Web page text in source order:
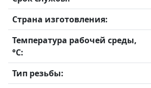
Страна изготовления:
Температура рабочей среды,
°С:
Тип резьбы: